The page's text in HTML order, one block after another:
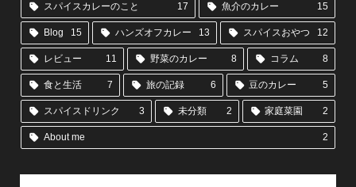
スパイスカレーのこと 17 魚介のカレー 15
Blog 15 ハンズオフカレー 13 スパイスおやつ 12
レビュー 11 野菜のカレー 8 コラム 8
食と生活 7 旅の記録 6 豆のカレー 5
スパイスドリンク 3 未分類 2 家庭菜園 2
About me 2